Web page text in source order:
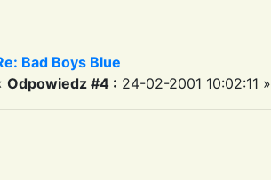
Bad Boys Blue
Odpowiedz #4 : 24-02-2001 10:02:11 »